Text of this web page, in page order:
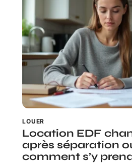
LOUER
Location EDF
après séparation
comment s’y